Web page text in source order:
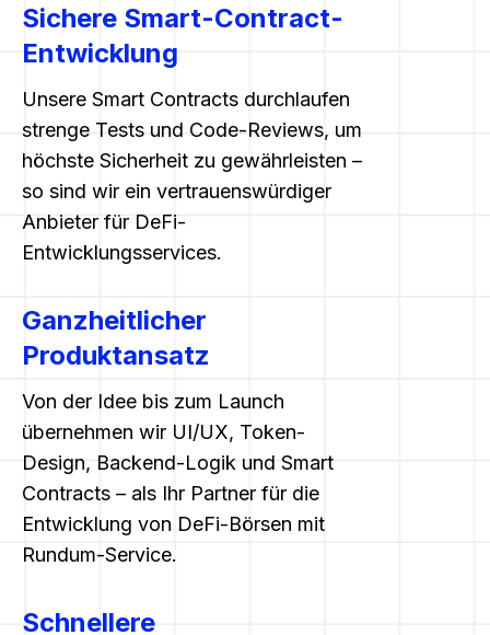
Sichere Smart-Contract-
Entwicklung
Unsere Smart Contracts durchlaufen
strenge Tests und Code-Reviews, um
höchste Sicherheit zu gewährleisten –
so sind wir ein vertrauenswürdiger
Anbieter für DeFi-
Entwicklungsservices.
Ganzheitlicher
Produktansatz
Von der Idee bis zum Launch
übernehmen wir UI/UX, Token-
Design, Backend-Logik und Smart
Contracts – als Ihr Partner für die
Entwicklung von DeFi-Börsen mit
Rundum-Service.
Schnellere